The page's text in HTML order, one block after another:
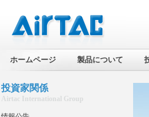
ホームページ 製品について
投資家関係
Airtac International Group